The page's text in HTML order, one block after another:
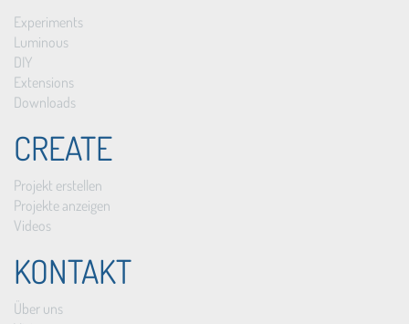
Experiments
Luminous
DIY
Extensions
Downloads
CREATE
Projekt erstellen
Projekte anzeigen
Videos
KONTAKT
Über uns